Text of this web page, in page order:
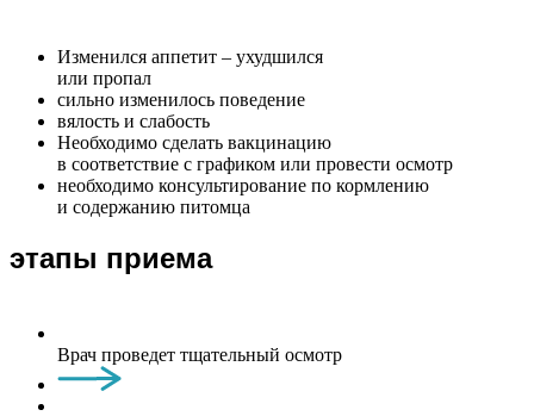
Изменился аппетит – ухудшился
или пропал
сильно изменилось поведение
вялость и слабость
Необходимо сделать вакцинацию
в соответствие с графиком или провести осмотр
необходимо консультирование по кормлению
и содержанию питомца
этапы приема
Врач проведет тщательный осмотр